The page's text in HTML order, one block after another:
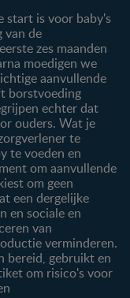
start is voor baby's
van de
zes maanden
moedigen we
aanvullende
borstvoeding
echter dat
ouders. Wat je
te
te voeden en
om aanvullende
om geen
een dergelijke
en sociale en
van
verminderen.
bereid, gebruikt en
om risico's voor